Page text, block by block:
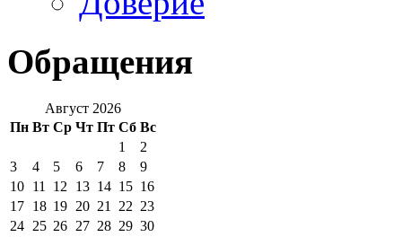
Обращения
Август 2026
Пн Вт Ср Чт Пт Сб Вс
1
2
3
4 5 6 7 8
9
10 11 12 13 14 15 16
17 18 19 20 21 22 23
24 25 26 27 28 29 30